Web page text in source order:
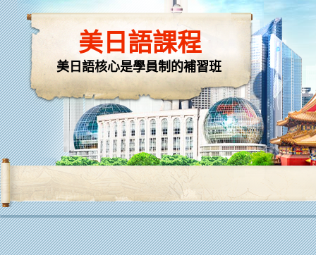
美日語課程
美日語核心是學員制的補習班